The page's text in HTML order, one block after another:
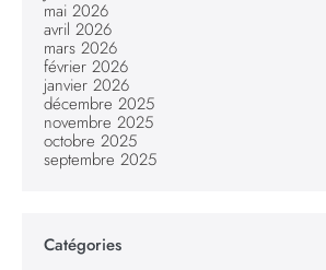
mai 2026
avril 2026
mars 2026
février 2026
janvier 2026
décembre 2025
novembre 2025
octobre 2025
septembre 2025
Catégories